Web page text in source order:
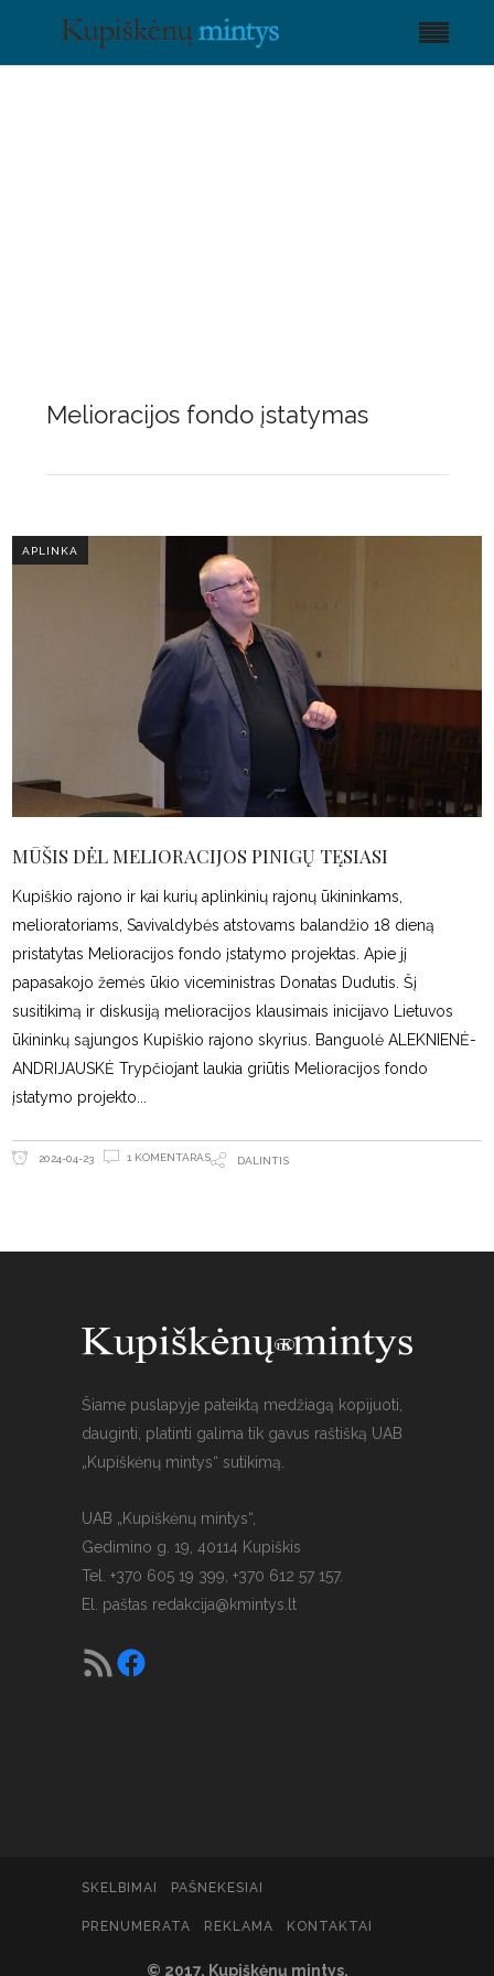
Melioracijos fondo įstatymas
APLINKA
MŪŠIS DĖL MELIORACIJOS PINIGŲ TĘSIASI
Kupiškio rajono ir kai kurių aplinkinių rajonų ūkininkams,
melioratoriams, Savivaldybės atstovams balandžio 18 dieną
pristatytas Melioracijos fondo įstatymo projektas. Apie jį
papasakojo žemės ūkio viceministras Donatas Dudutis. Šį
susitikimą ir diskusiją melioracijos klausimais inicijavo Lietuvos
ūkininkų sąjungos Kupiškio rajono skyrius. Banguolė ALEKNIENĖ-
ANDRIJAUSKĖ Trypčiojant laukia griūtis Melioracijos fondo
įstatymo projekto
2024-04-23 1 KOMENTARAS DALINTIS
Šiame puslapyje pateiktą medžiagą kopijuoti,
dauginti, platinti galima tik gavus raštišką UAB
„Kupiškėnų mintys“ sutikimą.
UAB „Kupiškėnų mintys“,
Gedimino g. 19, 40114 Kupiškis
Tel. +370 605 19 399, +370 612 57 157.
El. paštas redakcija@kmintys.lt
SKELBIMAI PAŠNEKESIAI
© 2017. Kupiškėnų mintys.
PRENUMERATA REKLAMA KONTAKTAI